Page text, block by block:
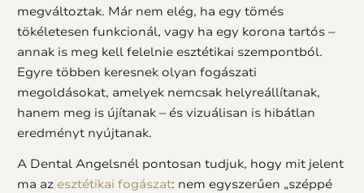
megváltoztak. Már nem elég, ha egy tömés
tökéletesen funkcionál, vagy ha egy korona tartós –
annak is meg kell felelnie esztétikai szempontból.
Egyre többen keresnek olyan fogászati
megoldásokat, amelyek nemcsak helyreállítanak,
hanem meg is újítanak – és vizuálisan is hibátlan
eredményt nyújtanak.
A Dental Angelsnél pontosan tudjuk, hogy mit jelent
ma az esztétikai fogászat: nem egyszerűen „széppé